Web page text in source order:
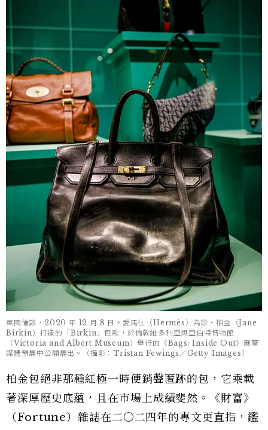
英國倫敦，2020 年 12 月 8 日。愛馬仕（Hermès）為珍・柏金（Jane
Birkin）打造的「Birkin」包款，於倫敦維多利亞與亞伯特博物館
（Victoria and Albert Museum）舉行的《Bags: Inside Out》展覽
媒體預展中公開展出。（攝影：Tristan Fewings／Getty Images）
柏金包絕非那種紅極一時便銷聲匿跡的包，它乘載
著深厚歷史底蘊，且在市場上成績斐然。《財富》
（Fortune）雜誌在二○二四年的專文更直指，鑑